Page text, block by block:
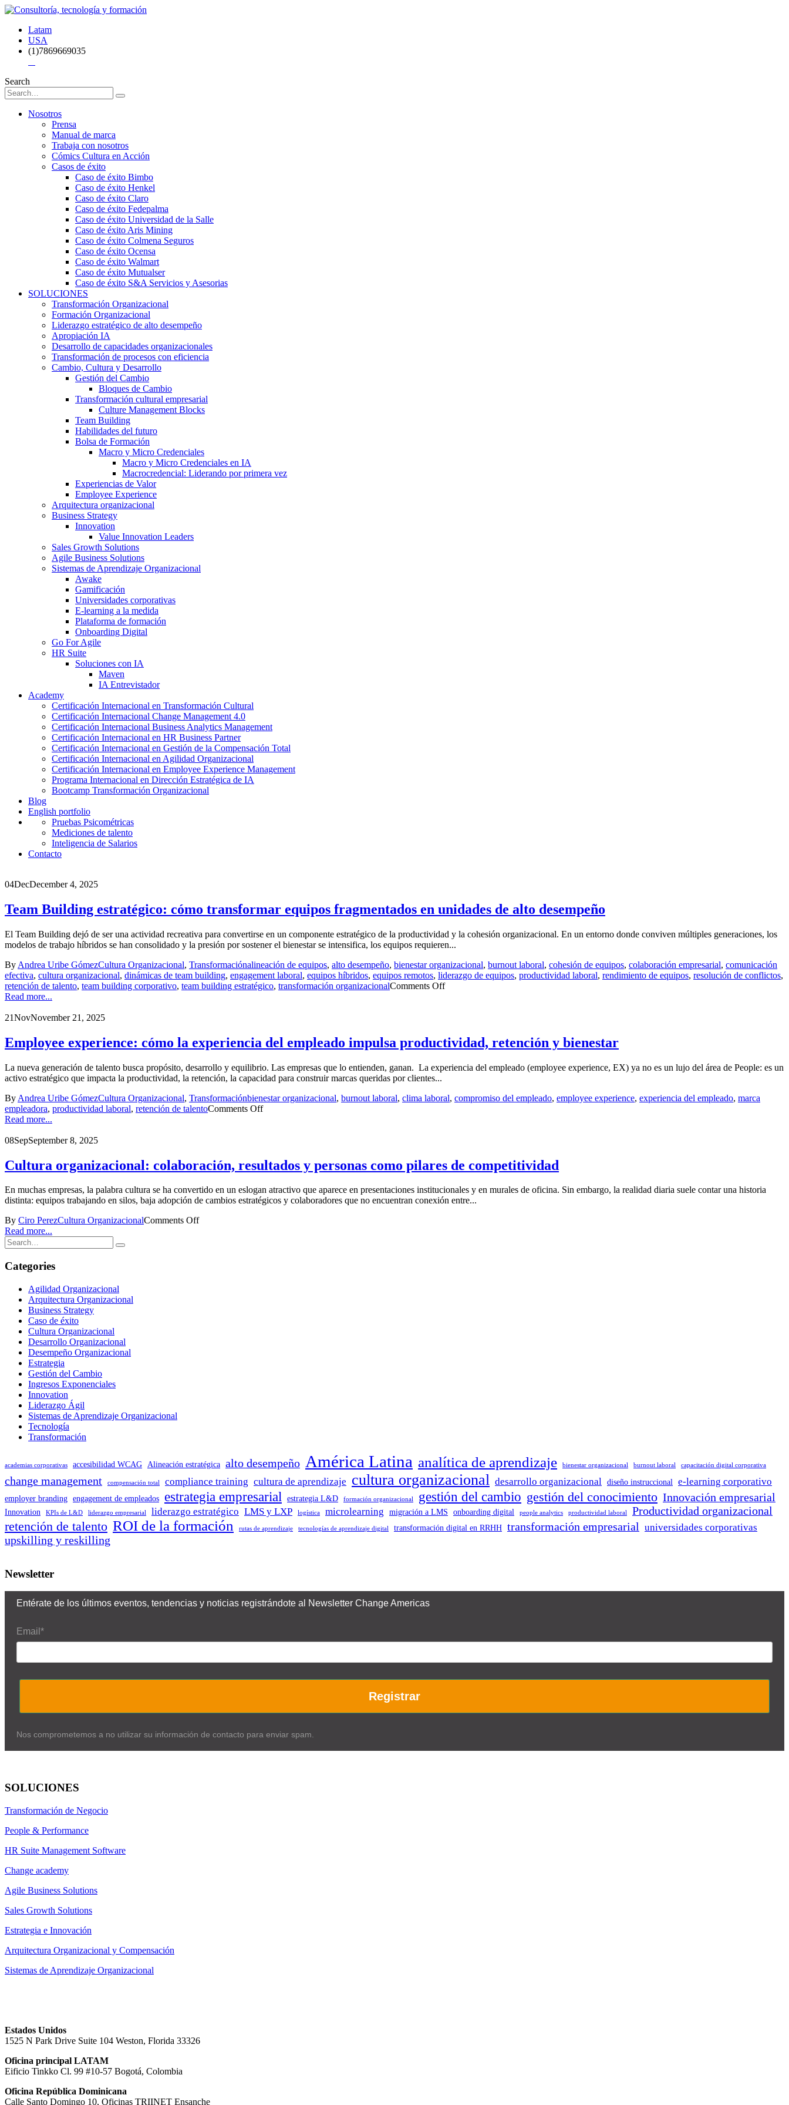
Latam
USA
(1)7869669035
Search
Nosotros
Prensa
Manual de marca
Trabaja con nosotros
Cómics Cultura en Acción
Casos de éxito
Caso de éxito Bimbo
Caso de éxito Henkel
Caso de éxito Claro
Caso de éxito Fedepalma
Caso de éxito Universidad de la Salle
Caso de éxito Aris Mining
Caso de éxito Colmena Seguros
Caso de éxito Ocensa
Caso de éxito Walmart
Caso de éxito Mutualser
Caso de éxito S&A Servicios y Asesorias
SOLUCIONES
Transformación Organizacional
Formación Organizacional
Liderazgo estratégico de alto desempeño
Apropiación IA
Desarrollo de capacidades organizacionales
Transformación de procesos con eficiencia
Cambio, Cultura y Desarrollo
Gestión del Cambio
Bloques de Cambio
Transformación cultural empresarial
Culture Management Blocks
Team Building
Habilidades del futuro
Bolsa de Formación
Macro y Micro Credenciales
Macro y Micro Credenciales en IA
Macrocredencial: Liderando por primera vez
Experiencias de Valor
Employee Experience
Arquitectura organizacional
Business Strategy
Innovation
Value Innovation Leaders
Sales Growth Solutions
Agile Business Solutions
Sistemas de Aprendizaje Organizacional
Awake
Gamificación
Universidades corporativas
E-learning a la medida
Plataforma de formación
Onboarding Digital
Go For Agile
HR Suite
Soluciones con IA
Maven
IA Entrevistador
Academy
Certificación Internacional en Transformación Cultural
Certificación Internacional Change Management 4.0
Certificación Internacional Business Analytics Management
Certificación Internacional en HR Business Partner
Certificación Internacional en Gestión de la Compensación Total
Certificación Internacional en Agilidad Organizacional
Certificación Internacional en Employee Experience Management
Programa Internacional en Dirección Estratégica de IA
Bootcamp Transformación Organizacional
Blog
English portfolio
Pruebas Psicométricas
Mediciones de talento
Inteligencia de Salarios
Contacto
04DecDecember 4, 2025
Team Building estratégico: cómo transformar equipos fragmentados en unidades de alto desempeño
El Team Building dejó de ser una actividad recreativa para convertirse en un componente estratégico de la productividad y la cohesión organizacional. En un entorno donde conviven múltiples generaciones, los
modelos de trabajo híbridos se han consolidado y la presión por sostener el bienestar se intensifica, los equipos requieren...
By Andrea Uribe GómezCultura Organizacional, Transformaciónalineación de equipos, alto desempeño, bienestar organizacional, burnout laboral, cohesión de equipos, colaboración empresarial, comunicación
efectiva, cultura organizacional, dinámicas de team building, engagement laboral, equipos híbridos, equipos remotos, liderazgo de equipos, productividad laboral, rendimiento de equipos, resolución de conflictos,
retención de talento, team building corporativo, team building estratégico, transformación organizacionalComments Off
Read more...
21NovNovember 21, 2025
Employee experience: cómo la experiencia del empleado impulsa productividad, retención y bienestar
La nueva generación de talento busca propósito, desarrollo y equilibrio. Las empresas que lo entienden, ganan. La experiencia del empleado (employee experience, EX) ya no es un lujo del área de People: es un
activo estratégico que impacta la productividad, la retención, la capacidad para construir marcas queridas por clientes...
By Andrea Uribe GómezCultura Organizacional, Transformaciónbienestar organizacional, burnout laboral, clima laboral, compromiso del empleado, employee experience, experiencia del empleado, marca
empleadora, productividad laboral, retención de talentoComments Off
Read more...
08SepSeptember 8, 2025
Cultura organizacional: colaboración, resultados y personas como pilares de competitividad
En muchas empresas, la palabra cultura se ha convertido en un eslogan atractivo que aparece en presentaciones institucionales y en murales de oficina. Sin embargo, la realidad diaria suele contar una historia
distinta: equipos trabajando en silos, baja adopción de cambios estratégicos y colaboradores que no encuentran conexión entre...
By Ciro PerezCultura OrganizacionalComments Off
Read more...
Categories
Agilidad Organizacional
Arquitectura Organizacional
Business Strategy
Caso de éxito
Cultura Organizacional
Desarrollo Organizacional
Desempeño Organizacional
Estrategia
Gestión del Cambio
Ingresos Exponenciales
Innovation
Liderazgo Ágil
Sistemas de Aprendizaje Organizacional
Tecnología
Transformación
academias corporativas accesibilidad WCAG Alineación estratégica alto desempeño América Latina analítica de aprendizaje bienestar organizacional burnout laboral capacitación digital corporativa
change management compensación total compliance training cultura de aprendizaje cultura organizacional desarrollo organizacional diseño instruccional e-learning corporativo
employer branding engagement de empleados estrategia empresarial estrategia L&D formación organizacional gestión del cambio gestión del conocimiento Innovación empresarial
Innovation KPIs de L&D liderazgo empresarial liderazgo estratégico LMS y LXP logística microlearning migración a LMS onboarding digital people analytics productividad laboral Productividad organizacional
retención de talento ROI de la formación rutas de aprendizaje tecnologías de aprendizaje digital transformación digital en RRHH transformación empresarial universidades corporativas
upskilling y reskilling
Newsletter
Entérate de los últimos eventos, tendencias y noticias registrándote al Newsletter Change Americas
Email*
Registrar
Nos comprometemos a no utilizar su información de contacto para enviar spam.
SOLUCIONES
Transformación de Negocio
People & Performance
HR Suite Management Software
Change academy
Agile Business Solutions
Sales Growth Solutions
Estrategia e Innovación
Arquitectura Organizacional y Compensación
Sistemas de Aprendizaje Organizacional
Estados Unidos
1525 N Park Drive Suite 104 Weston, Florida 33326
Oficina principal LATAM
Eificio Tinkko Cl. 99 #10-57 Bogotá, Colombia
Oficina República Dominicana
Calle Santo Domingo 10, Oficinas TRIINET Ensanche